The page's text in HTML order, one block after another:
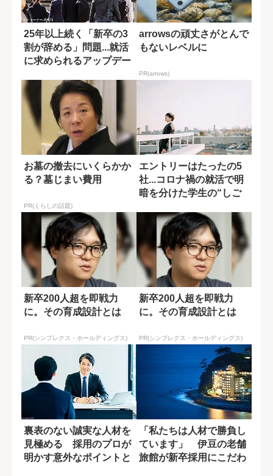
25年以上続く「新卒の3
割が辞める」問題...就活
に求められるアップデー
arrowsの頑丈さがとんで
もないレベルに
PR(arrows)
お墓の撤去にいくらかか
る？墓じまい費用
PR(くらしの話題)
エントリーはたったの5
社...コロナ禍の就活で明
暗を分けた学生の“しご
新卒200人超を即戦力
に。その育成設計とは
PR(シンプレクス・ホールディングス)
新卒200人超を即戦力
に。その育成設計とは
PR(シンプレクス・ホールディングス)
裏表のない誠実な人材を
見極める 採用のプロが
明かす意外なポイントと
「私たちは人材で勝負し
ています」 伊豆の老舗
旅館が新卒採用にこだわ